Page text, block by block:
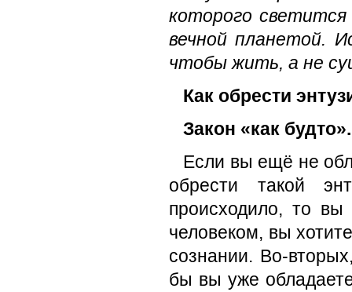
которого
вечной планетой.
чтобы жить, а не
Как обрести
Закон «как будто».
Если вы ещё не
обрести такой
происходило, то
человеком, вы
сознании. Во-
бы вы уже